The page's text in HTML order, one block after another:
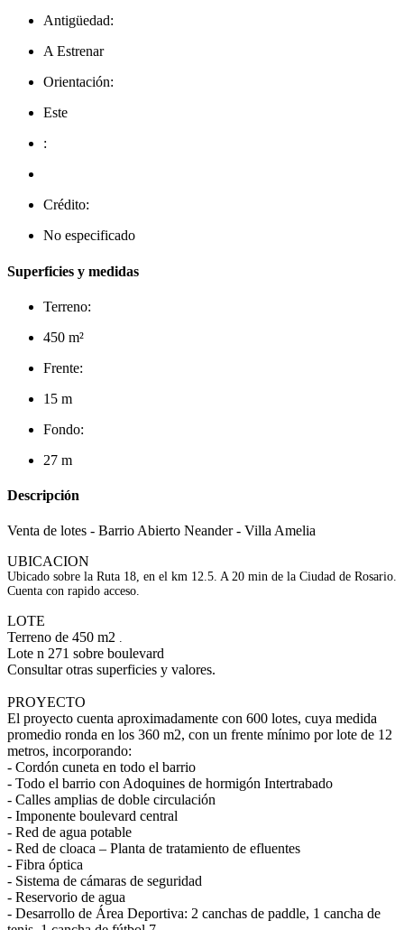
Antigüedad:
A Estrenar
Orientación:
Este
:
Crédito:
No especificado
Superficies y medidas
Terreno:
450 m²
Frente:
15 m
Fondo:
27 m
Descripción
Venta de lotes - Barrio Abierto Neander - Villa Amelia
UBICACION
Ubicado sobre la Ruta 18, en el km 12.5. A 20 min de la Ciudad de Rosario.
Cuenta con rapido acceso.
LOTE
Terreno de 450 m2 .
Lote n 271 sobre boulevard
Consultar otras superficies y valores.
PROYECTO
El proyecto cuenta aproximadamente con 600 lotes, cuya medida
promedio ronda en los 360 m2, con un frente mínimo por lote de 12
metros, incorporando:
- Cordón cuneta en todo el barrio
- Todo el barrio con Adoquines de hormigón Intertrabado
- Calles amplias de doble circulación
- Imponente boulevard central
- Red de agua potable
- Red de cloaca – Planta de tratamiento de efluentes
- Fibra óptica
- Sistema de cámaras de seguridad
- Reservorio de agua
- Desarrollo de Área Deportiva: 2 canchas de paddle, 1 cancha de